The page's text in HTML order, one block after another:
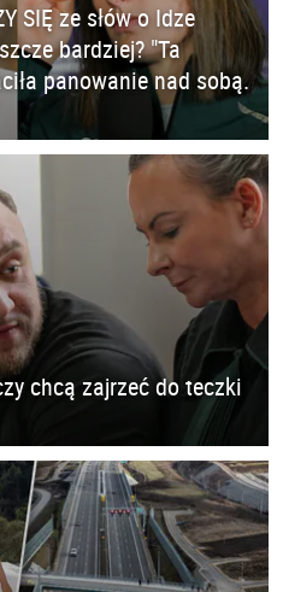
SIĘ ze słów o Idze
bardziej? "Ta
panowanie nad sobą.
chcą zajrzeć do teczki